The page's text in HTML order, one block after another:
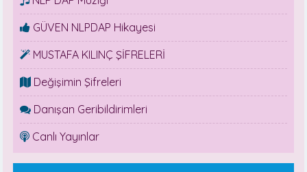
GÜVEN NLPDAP Hikayesi
MUSTAFA KILINÇ ŞİFRELERİ
Değişimin Şifreleri
Danışan Geribildirimleri
Canlı Yayınlar